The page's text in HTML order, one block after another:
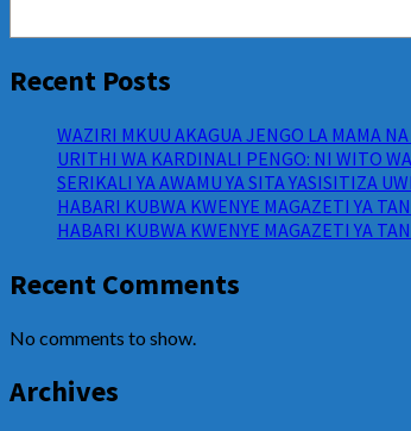
Recent Posts
WAZIRI MKUU AKAGUA JENGO LA MAMA
URITHI WA KARDINALI PENGO: NI WITO
SERIKALI YA AWAMU YA SITA YASISITIZA
HABARI KUBWA KWENYE MAGAZETI YA
HABARI KUBWA KWENYE MAGAZETI YA
Recent Comments
No comments to show.
Archives